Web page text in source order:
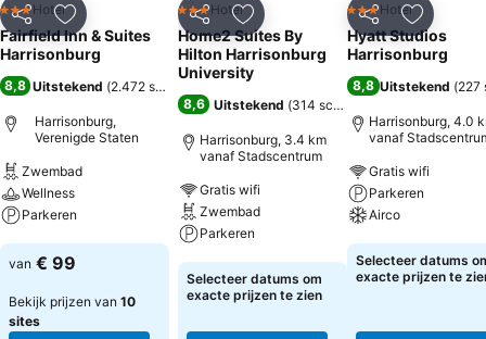
Delen Toevoegen aan favorieten
3 Sterren
Hotel
Fairfield Inn & Suites
Harrisonburg
8,8 Uitstekend (2.472 scores
Harrisonburg,
Verenigde Staten
Zwembad
Wellness
Parkeren
Prijzen bekijken
van € 99
Bekijk prijzen van 10
sites
Delen Toevoegen aan favorieten
3 Sterren
Hotel
Home2 Suites By
Hilton Harrisonburg
University
8,6 Uitstekend (314 scores
Harrisonburg, 3.4 km
vanaf Stadscentrum
Gratis wifi
Zwembad
Parkeren
Prijzen bekijken
Selecteer datums om
exacte prijzen te zien
Delen
3 Sterren
Hotel
Hyatt Studios
Harrisonburg
8,8 Uitstekend (227
Harrisonburg, 4.0
vanaf
Gratis wifi
Parkeren
Airco
Prijzen bekijken
Selecteer datums
exacte prijzen te